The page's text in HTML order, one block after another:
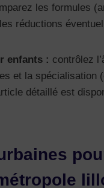
les formules
réductions
enfants : contrôlez
et la spécialisation
détaillé est